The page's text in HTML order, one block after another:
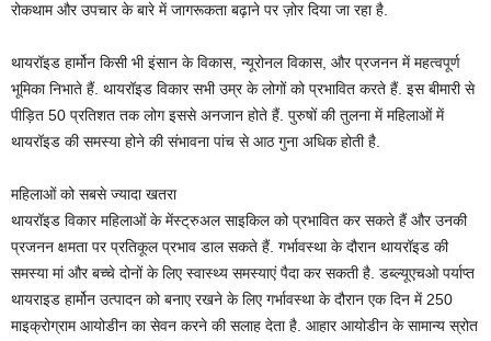
रोकथाम और उपचार के बारे में जागरूकता बढ़ाने पर ज़ोर दिया जा रहा है.
थायरॉइड हार्मोन किसी भी इंसान के विकास, न्यूरोनल विकास, और प्रजनन में महत्वपूर्ण
भूमिका निभाते हैं. थायरॉइड विकार सभी उम्र के लोगों को प्रभावित करते हैं. इस बीमारी से
पीड़ित 50 प्रतिशत तक लोग इससे अनजान होते हैं. पुरुषों की तुलना में महिलाओं में
थायरॉइड की समस्या होने की संभावना पांच से आठ गुना अधिक होती है.
महिलाओं को सबसे ज्यादा खतरा
थायरॉइड विकार महिलाओं के मेंस्ट्रुअल साइकिल को प्रभावित कर सकते हैं और उनकी
प्रजनन क्षमता पर प्रतिकूल प्रभाव डाल सकते हैं. गर्भावस्था के दौरान थायरॉइड की
समस्या मां और बच्चे दोनों के लिए स्वास्थ्य समस्याएं पैदा कर सकती है. डब्ल्यूएचओ पर्याप्त
थायराइड हार्मोन उत्पादन को बनाए रखने के लिए गर्भावस्था के दौरान एक दिन में 250
माइक्रोग्राम आयोडीन का सेवन करने की सलाह देता है. आहार आयोडीन के सामान्य स्रोत